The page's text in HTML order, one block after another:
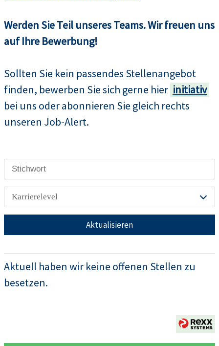
Werden Sie Teil unseres Teams. Wir freuen uns
auf Ihre Bewerbung!
Sollten Sie kein passendes Stellenangebot
finden, bewerben Sie sich gerne hier initiativ
bei uns oder abonnieren Sie gleich rechts
unseren Job-Alert.
Karrierelevel
Aktualisieren
Aktuell haben wir keine offenen Stellen zu
besetzen.